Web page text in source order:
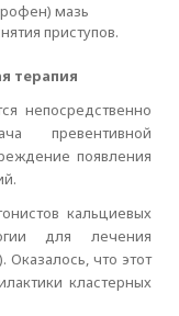
мазь
приступов.
терапия
непосредственно
превентивной
появления
кальциевых
для лечения
Оказалось, что этот
кластерных